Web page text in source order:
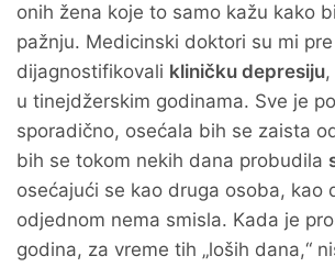
onih žena koje to samo kažu kako
pažnju. Medicinski doktori su mi
dijagnostifikovali kliničku depresiju
u tinejdžerskim godinama. Sve je
sporadično, osećala bih se zaista
bih se tokom nekih dana probudila
osećajući se kao druga osoba, kao
odjednom nema smisla. Kada je
godina, za vreme tih „loših dana,“